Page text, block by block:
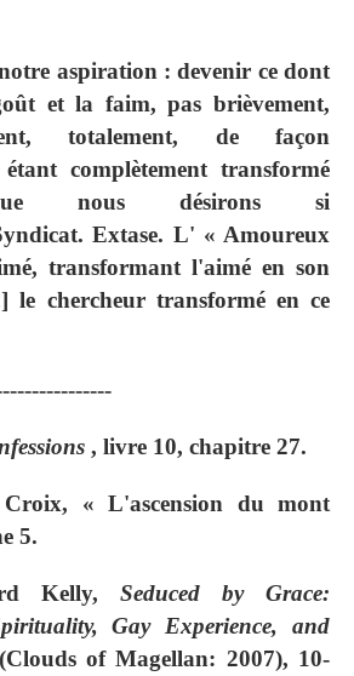
aspiration : devenir ce dont
et la faim, pas brièvement,
totalement, de façon
complètement transformé
nous désirons si
Extase. L' « Amoureux
transformant l'aimé en son
le chercheur transformé en ce
, livre 10, chapitre 27.
« L'ascension du mont
5.
Kelly, Seduced by Grace:
Gay Experience, and
(Clouds of Magellan: 2007), 10-